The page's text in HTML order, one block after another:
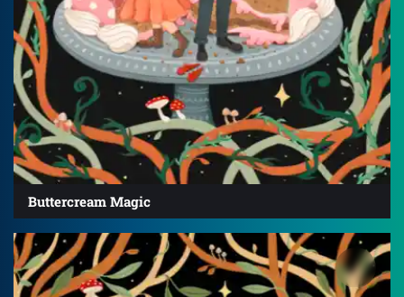
Buttercream Magic